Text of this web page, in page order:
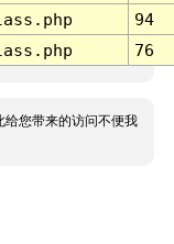
94
76
给您带来的访问不便我